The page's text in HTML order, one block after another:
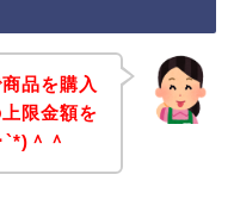
品を購入
限金額を
＾＾